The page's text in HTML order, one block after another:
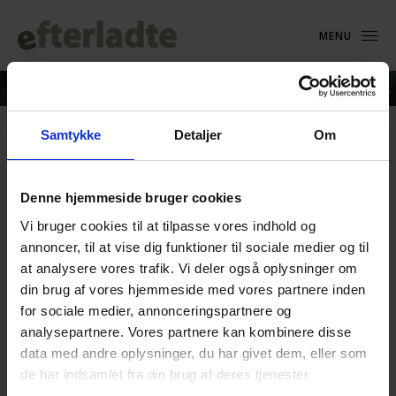
Samtykke Detaljer Om
Denne hjemmeside bruger cookies
Vi bruger cookies til at tilpasse vores indhold og
annoncer, til at vise dig funktioner til sociale medier og til
at analysere vores trafik. Vi deler også oplysninger om
din brug af vores hjemmeside med vores partnere inden
for sociale medier, annonceringspartnere og
analysepartnere. Vores partnere kan kombinere disse
data med andre oplysninger, du har givet dem, eller som
de har indsamlet fra din brug af deres tjenester.
MENU
Samtalekort_Livet og doden_2
28. juni 2023